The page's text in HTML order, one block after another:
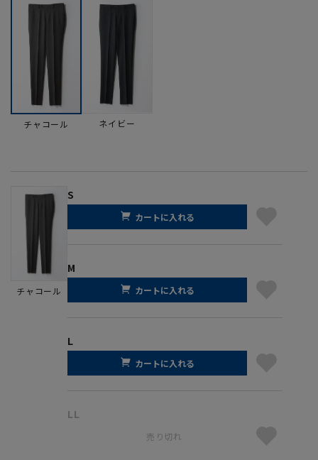
チャコール ネイビー
チャコール
S
カートに入れる
M
カートに入れる
L
カートに入れる
LL
売り切れ